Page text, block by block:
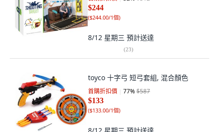
$244
($244.00/1個)
8/12 星期三 預計送達
(23)
toyco 十字弓 短弓套組, 混合顏色
首購折扣價 77%$587
$133
($133.00/1個)